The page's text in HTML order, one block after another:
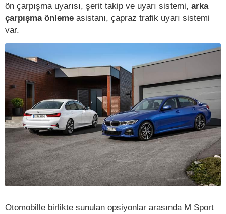
ön çarpışma uyarısı, şerit takip ve uyarı sistemi, arka
çarpışma önleme asistanı, çapraz trafik uyarı sistemi
var.
Otomobille birlikte sunulan opsiyonlar arasında M Sport